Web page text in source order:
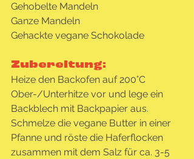
Gehobelte Mandeln
Ganze Mandeln
Gehackte vegane Schokolade
Zubereitung:
Heize den Backofen auf 200°C
Ober-/Unterhitze vor und lege ein
Backblech mit Backpapier aus.
Schmelze die vegane Butter in einer
Pfanne und röste die Haferflocken
zusammen mit dem Salz für ca. 3-5